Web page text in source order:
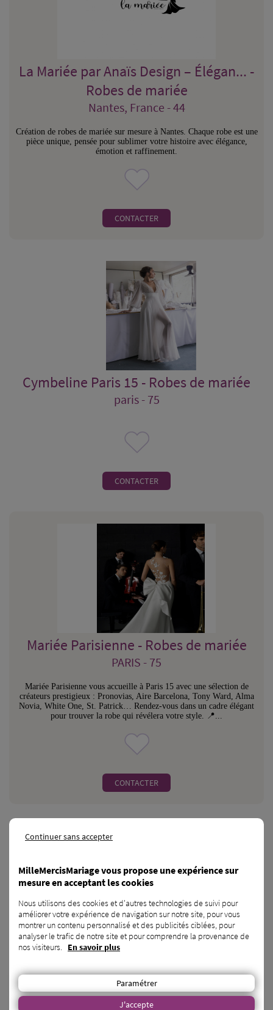
La Mariée par Anaïs Design – Élégan... -
Robes de mariée
Nantes, France - 44
Création de robes de mariée sur mesure à Nantes. Chaque robe est une
pièce unique, pensée pour sublimer votre histoire avec élégance,
émotion et raffinement.
CONTACTER
Cymbeline Paris 15 - Robes de mariée
paris - 75
CONTACTER
Mariée Parisienne - Robes de mariée
PARIS - 75
Mariée Parisienne vous accueille à Paris 15 avec une sélection de
créateurs prestigieux : Pronovias, Aire Barcelona, Tony Ward, Alma
Novia, White One, St. Patrick… Rendez-vous dans un cadre élégant
pour trouver la robe qui révélera votre style. 📍...
CONTACTER
boutique de robe de mariée - Robes de
mariée
Paris - 75
Robes de mariée sur mesure à Paris – Création artisanale, élégance et
Continuer sans accepter
MilleMercisMariage vous propose une expérience sur
mesure en acceptant les cookies
Nous utilisons des cookies et d'autres technologies de suivi pour
améliorer votre expérience de navigation sur notre site, pour vous
montrer un contenu personnalisé et des publicités ciblées, pour
analyser le trafic de notre site et pour comprendre la provenance de
nos visiteurs. En savoir plus
Paramétrer
J'accepte